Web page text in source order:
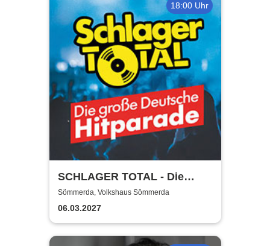
18:00 Uhr
SCHLAGER TOTAL - Die
große deutsche Hitparade
Sömmerda, Volkshaus Sömmerda
06.03.2027